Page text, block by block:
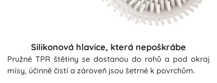
Silikonová hlavice, která nepoškrábe
Pružné TPR štětiny se dostanou do rohů a pod okraj
mísy, účinně čistí a zároveň jsou šetrné k povrchům.